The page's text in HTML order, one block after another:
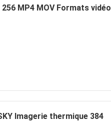
MP4 MOV Formats vidéo
Imagerie thermique 384